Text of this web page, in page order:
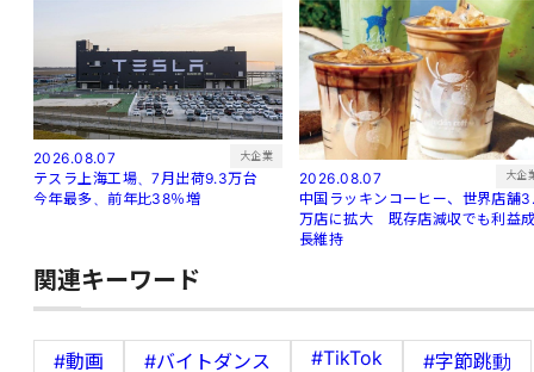
2026.08.07 大企業
テスラ上海工場、7月出荷9.3万台
今年最多、前年比38％増
2026.08.07 大企
中国ラッキンコーヒー、世界店舗
万店に拡大 既存店減収でも利益
長維持
関連キーワード
#動画 #バイトダンス #TikTok
#字節跳動